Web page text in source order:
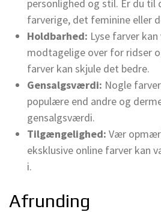
personlighed og stil. Er du til
farverige, det feminine eller
Holdbarhed: Lyse farver
modtagelige over for ridser
farver kan skjule det bedre.
Gensalgsværdi: Nogle
populære end andre og
gensalgsværdi.
Tilgængelighed: Vær
eksklusive online farver kan
i.
Afrunding